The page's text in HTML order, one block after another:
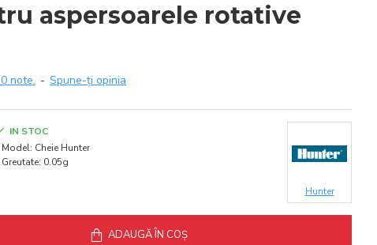
aspersoarele rotative
note. - Spune-ţi opinia
IN STOC
Model: Cheie Hunter
Greutate: 0.05g
Hunter
ADAUGĂ ÎN COŞ